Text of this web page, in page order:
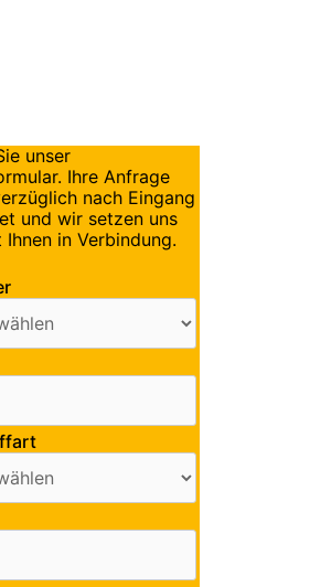
unser
Ihre Anfrage
nach Eingang
und wir setzen uns
Ihnen in Verbindung.